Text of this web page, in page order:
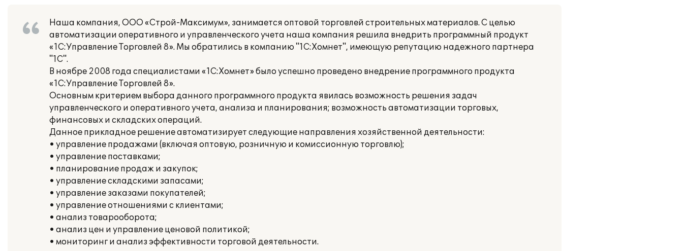
Наша компания, ООО «Строй-Максимум», занимается оптовой торговлей строительных материалов. С целью
автоматизации оперативного и управленческого учета наша компания решила внедрить программный продукт
«1С:Управление Торговлей 8». Мы обратились в компанию "1С:Хомнет", имеющую репутацию надежного партнера
"1С".
В ноябре 2008 года специалистами «1С:Хомнет» было успешно проведено внедрение программного продукта
«1С:Управление Торговлей 8».
Основным критерием выбора данного программного продукта явилась возможность решения задач
управленческого и оперативного учета, анализа и планирования; возможность автоматизации торговых,
финансовых и складских операций.
Данное прикладное решение автоматизирует следующие направления хозяйственной деятельности:
• управление продажами (включая оптовую, розничную и комиссионную торговлю);
• управление поставками;
• планирование продаж и закупок;
• управление складскими запасами;
• управление заказами покупателей;
• управление отношениями с клиентами;
• анализ товарооборота;
• анализ цен и управление ценовой политикой;
• мониторинг и анализ эффективности торговой деятельности.